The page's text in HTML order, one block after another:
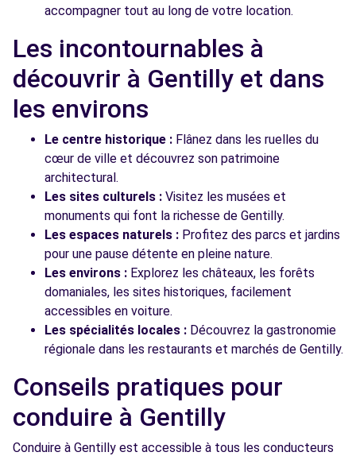
accompagner tout au long de votre location.
Les incontournables à
découvrir à Gentilly et dans
les environs
Le centre historique : Flânez dans les ruelles du
cœur de ville et découvrez son patrimoine
architectural.
Les sites culturels : Visitez les musées et
monuments qui font la richesse de Gentilly.
Les espaces naturels : Profitez des parcs et jardins
pour une pause détente en pleine nature.
Les environs : Explorez les châteaux, les forêts
domaniales, les sites historiques, facilement
accessibles en voiture.
Les spécialités locales : Découvrez la gastronomie
régionale dans les restaurants et marchés de Gentilly.
Conseils pratiques pour
conduire à Gentilly
Conduire à Gentilly est accessible à tous les conducteurs